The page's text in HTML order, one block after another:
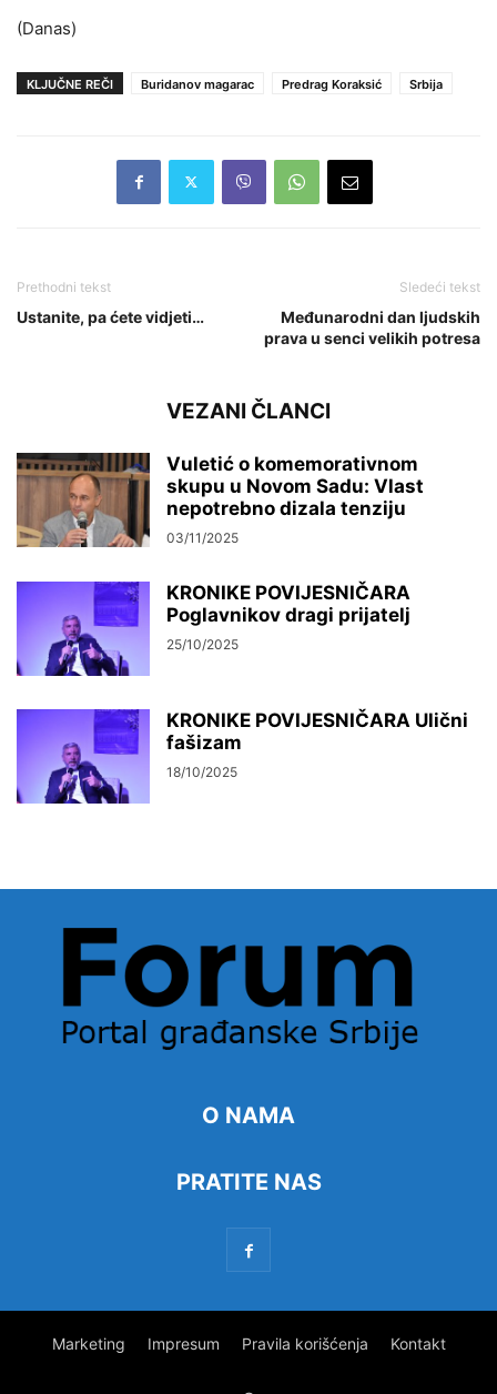
(Danas)
KLJUČNE REČI Buridanov magarac Predrag Koraksić Srbija
Prethodni tekst
Ustanite, pa ćete vidjeti…
Sledeći tekst
Međunarodni dan ljudskih
prava u senci velikih potresa
VEZANI ČLANCI
Vuletić o komemorativnom
skupu u Novom Sadu: Vlast
nepotrebno dizala tenziju
03/11/2025
KRONIKE POVIJESNIČARA
Poglavnikov dragi prijatelj
25/10/2025
KRONIKE POVIJESNIČARA Ulični
fašizam
18/10/2025
O NAMA
PRATITE NAS
Marketing Impresum Pravila korišćenja Kontakt